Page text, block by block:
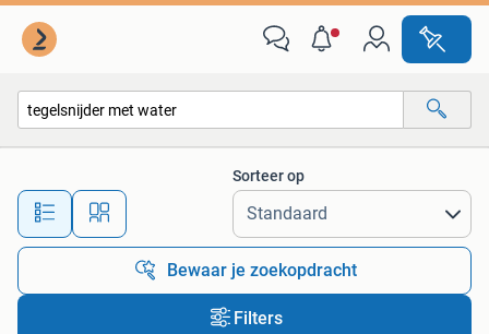
Alle afstanden…
Sorteer op
Bewaar je zoekopdracht
Filters